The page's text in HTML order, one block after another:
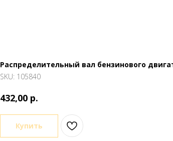
Распределительный вал бензинового
SKU: 105840
432,00 р.
Купить